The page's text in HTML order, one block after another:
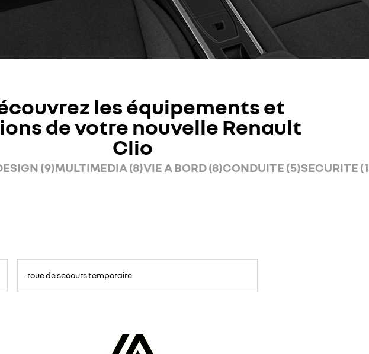
les équipements et
de votre nouvelle Renault
Clio
(9)MULTIMEDIA (8)VIE A BORD (8)CONDUITE (5)SECURITE
roue de secours temporaire